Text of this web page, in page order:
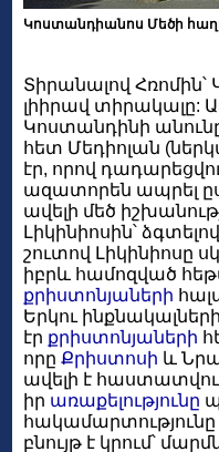
Կոստանդիանոս Մեծի
Տիրանալով
լիիրավ տիրակալը:
Կոստանդինի
հետ Մեդիոլան
էր, որով
ազատորեն ապրել
ավելի մեծ
Լիկինիոսին՝
շուտով Լիկինիոսը
իբրև համոզված
քրիստոնյաների
Երկու
էր քրիստոնյաների
որը Քրիստոսի և
ավելի է
իր առաքելությունը
բնույթ է կրում՝